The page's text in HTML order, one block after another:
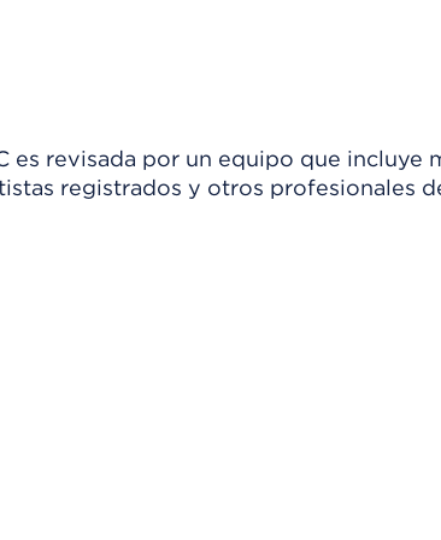
revisada por un equipo que incluye
registrados y otros profesionales